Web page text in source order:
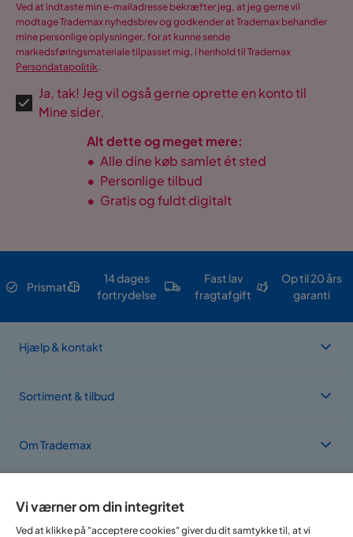
Ved at indtaste min e-mailadresse bekræfter jeg, at jeg gerne vil
modtage Trademax nyhedsbrev og godkender at Trademax behandler
mine personlige oplysninger, for at kunne sende
markedsføringsmateriale tilpasset mig, i henhold til Trademax
Persondatapolitik.
Ja, tak! Jeg vil også gerne oprette en konto til
Mine sider.
Alt dette og meget mere:
• Alle dine køb samlet ét sted
• Personlige tilbud
• Gratis og fuldt digitalt
Prismatch
14 dages
fortrydelse
Fast lav
fragtafgift
Op til 20 års
garanti
Hjælp & kontakt
Sortiment & tilbud
Om Trademax
Vi findes i flere forskellige lande
Vi værner om din integritet
Ved at klikke på "acceptere cookies" giver du dit samtykke til, at vi